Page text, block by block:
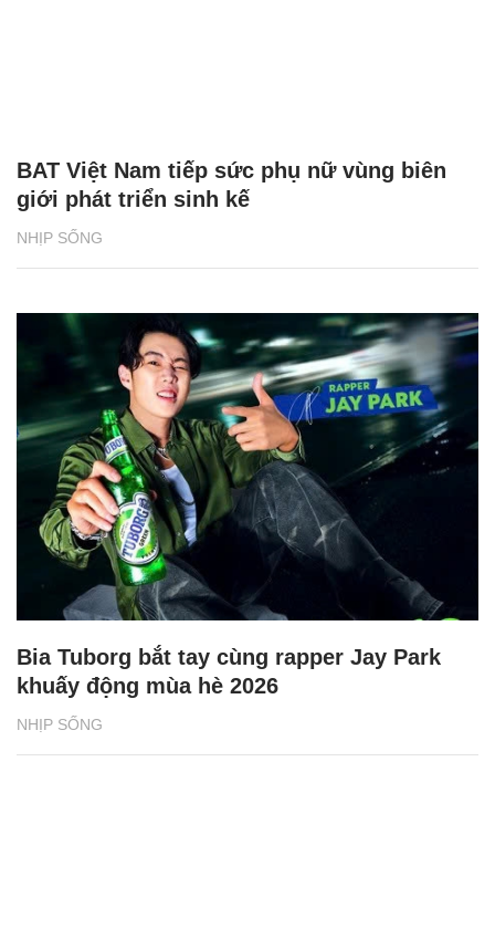
NHỊP SỐNG
BAT Việt Nam tiếp sức phụ nữ vùng biên
giới phát triển sinh kế
NHỊP SỐNG
Bia Tuborg bắt tay cùng rapper Jay Park
khuấy động mùa hè 2026